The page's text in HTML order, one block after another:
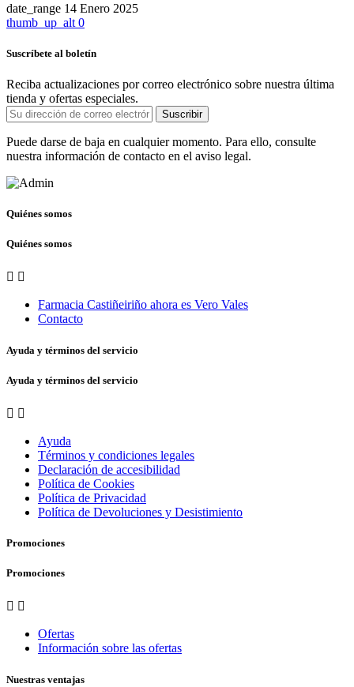
date_range 14 Enero 2025
thumb_up_alt 0
Suscríbete al boletín
Reciba actualizaciones por correo electrónico sobre nuestra última
tienda y ofertas especiales.
Suscribir
Puede darse de baja en cualquier momento. Para ello, consulte
nuestra información de contacto en el aviso legal.
Quiénes somos
Quiénes somos
 
Farmacia Castiñeiriño ahora es Vero Vales
Contacto
Ayuda y términos del servicio
Ayuda y términos del servicio
 
Ayuda
Términos y condiciones legales
Declaración de accesibilidad
Política de Cookies
Política de Privacidad
Política de Devoluciones y Desistimiento
Promociones
Promociones
 
Ofertas
Información sobre las ofertas
Nuestras ventajas